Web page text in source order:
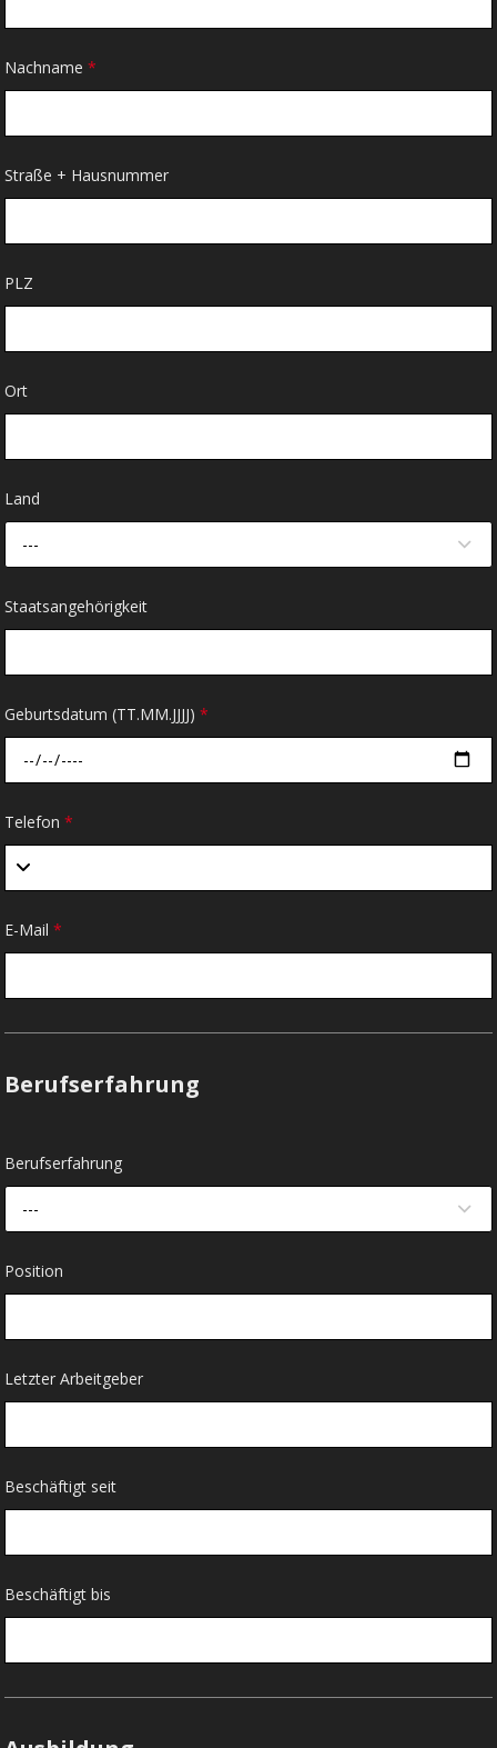
Nachname*
Straße + Hausnummer
PLZ
Ort
Land
---
Staatsangehörigkeit
Geburtsdatum (TT.MM.JJJJ)*
Telefon*
E-Mail*
Berufserfahrung
Berufserfahrung
---
Position
Letzter Arbeitgeber
Beschäftigt seit
Beschäftigt bis